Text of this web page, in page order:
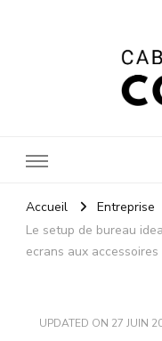
Accueil
Entreprise
Le setup de bureau
ecrans aux
UPDATED ON 27 JUIN